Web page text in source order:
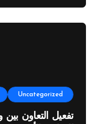
Uncategorized
تفعيل التعاون بين